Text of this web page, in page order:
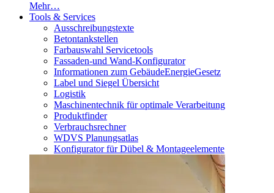
Mehr…
Tools & Services
Ausschreibungstexte
Betontankstellen
Farbauswahl Servicetools
Fassaden-und Wand-Konfigurator
Informationen zum GebäudeEnergieGesetz
Label und Siegel Übersicht
Logistik
Maschinentechnik für optimale Verarbeitung
Produktfinder
Verbrauchsrechner
WDVS Planungsatlas
Konfigurator für Dübel & Montageelemente